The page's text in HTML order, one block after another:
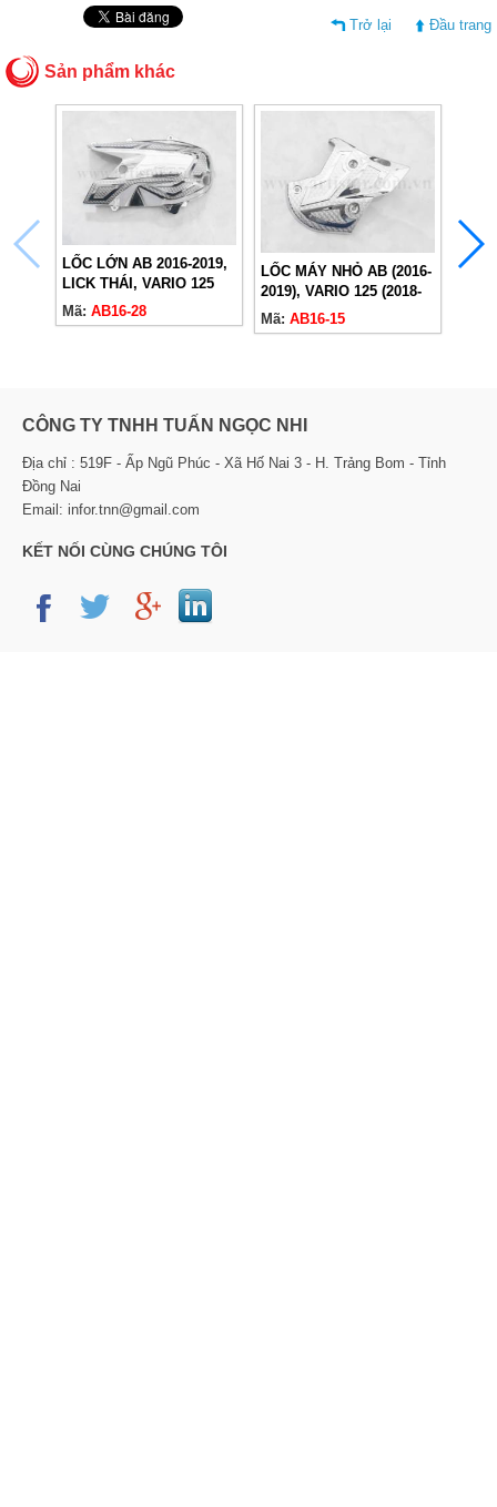
Trở lại Đầu trang
Sản phẩm khác
LỐC LỚN AB 2016-2019,
LICK THÁI, VARIO 125
(2018-2024)
Mã: AB16-28
LỐC MÁY NHỎ AB (2016-
2019), VARIO 125 (2018-
2024)
Mã: AB16-15
CÔNG TY TNHH TUẤN NGỌC NHI
Địa chỉ : 519F - Ấp Ngũ Phúc - Xã Hố Nai 3 - H. Trảng Bom - Tỉnh
Đồng Nai
Email: infor.tnn@gmail.com
KẾT NỐI CÙNG CHÚNG TÔI